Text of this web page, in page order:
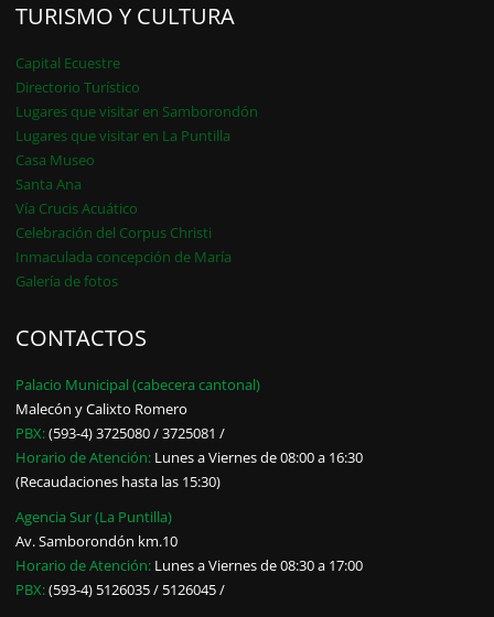
TURISMO Y CULTURA
Capital Ecuestre
Directorio Turístico
Lugares que visitar en Samborondón
Lugares que visitar en La Puntilla
Casa Museo
Santa Ana
Vía Crucis Acuático
Celebración del Corpus Christi
Inmaculada concepción de María
Galería de fotos
CONTACTOS
Palacio Municipal (cabecera cantonal)
Malecón y Calixto Romero
PBX:(593-4) 3725080 / 3725081 /
Horario de Atención: Lunes a Viernes de 08:00 a 16:30
(Recaudaciones hasta las 15:30)
Agencia Sur (La Puntilla)
Av. Samborondón km.10
Horario de Atención: Lunes a Viernes de 08:30 a 17:00
PBX:(593-4) 5126035 / 5126045 /